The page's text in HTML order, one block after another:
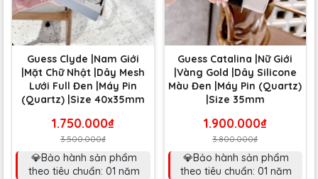
Guess Clyde |Nam Giới
|Mặt Chữ Nhật |Dây Mesh
Lưới Full Đen |Máy Pin
(Quartz) |Size 40x35mm
1.750.000₫
3.500.000₫
💎Bảo hành sản phẩm
theo tiêu chuẩn: 01 năm
Guess Catalina |Nữ Giới
|Vàng Gold |Dây Silicone
Màu Đen |Máy Pin (Quartz)
|Size 35mm
1.900.000₫
3.800.000₫
💎Bảo hành sản phẩm
theo tiêu chuẩn: 01 năm